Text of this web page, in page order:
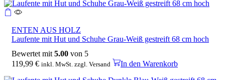
ENTEN AUS HOLZ
Laufente mit Hut und Schuhe Grau-Weiß gestreift 68 cm hoch
Bewertet mit 5.00 von 5
119,99 € inkl. MwSt. zzgl. Versand In den Warenkorb